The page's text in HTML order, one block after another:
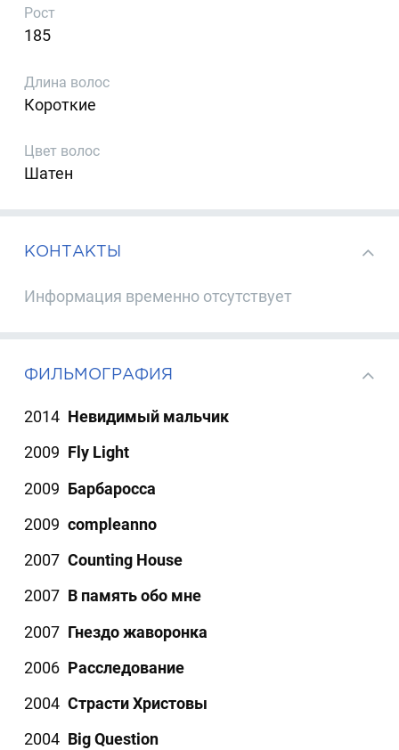
Рост
185
Длина волос
Короткие
Цвет волос
Шатен
КОНТАКТЫ
Информация временно отсутствует
ФИЛЬМОГРАФИЯ
2014 Невидимый мальчик
2009 Fly Light
2009 Барбаросса
2009 compleanno
2007 Counting House
2007 В память обо мне
2007 Гнездо жаворонка
2006 Расследование
2004 Страсти Христовы
2004 Big Question